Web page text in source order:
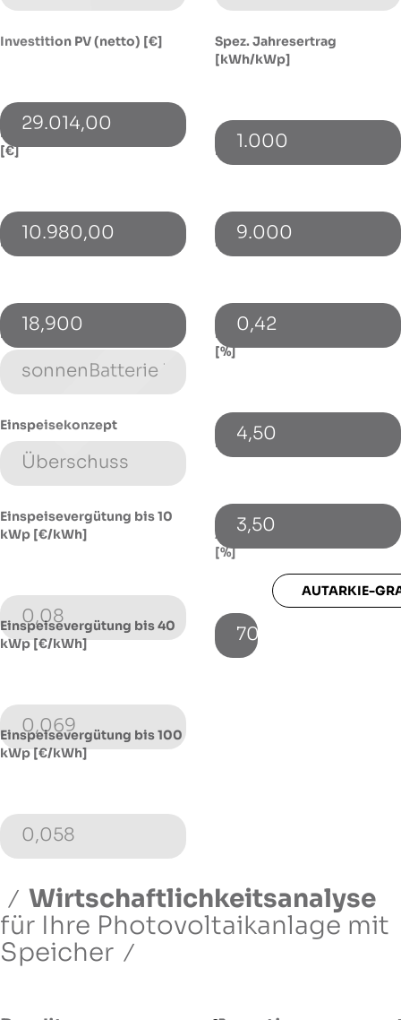
Investition PV (netto) [€]
29.014,00
Investition Speicher (netto)
[€]
10.980,00
PV-Leistung [kWp]
18,900
Energiespeicher (Typ)
Einspeisekonzept
Einspeisevergütung bis 10
kWp [€/kWh]
0,08
Einspeisevergütung bis 40
kWp [€/kWh]
0,069
Einspeisevergütung bis 100
kWp [€/kWh]
0,058
Spez. Jahresertrag
[kWh/kWp]
1.000
Energieverbrauch [kWh]
9.000
Bezugspreis [€/kWh]
0,42
Energiepreissteigerung p.a.
[%]
4,50
Fremdkapitalzinssatz [%]
3,50
Autarkie-Grad mit Speicher
[%]
70
AUTARKIE-
Wirtschaftlichkeitsanalyse
für Ihre Photovoltaikanlage mit
Speicher